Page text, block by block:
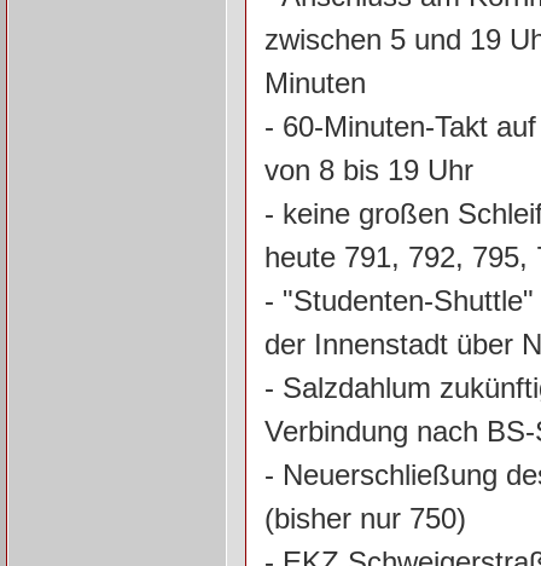
zwischen 5 und 19
Minuten
- 60-Minuten-Takt
von 8 bis 19 Uhr
- keine großen
heute 791, 792, 795,
- "Studenten-
der Innenstadt über
- Salzdahlum
Verbindung nach
- Neuerschließung
(bisher nur 750)